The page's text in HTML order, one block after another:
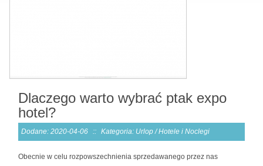
Dlaczego warto wybrać ptak expo
hotel?
Dodane: 2020-04-06 :: Kategoria: Urlop / Hotele i Noclegi
Obecnie w celu rozpowszechnienia sprzedawanego przez nas